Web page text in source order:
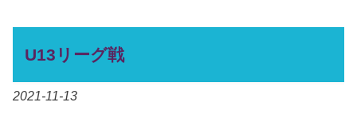
U13リーグ戦
2021-11-13